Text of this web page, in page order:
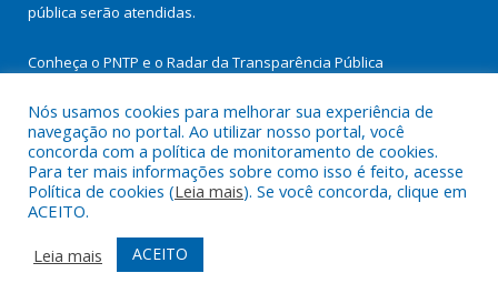
pública serão atendidas.
Conheça o PNTP e o Radar da Transparência Pública
Todos os direitos reservados a Prefeitura Municipal de
Cachoeira do Arari.
Mapa do Site
Acessar Área Administrativa
Acessar Webmail
Nós usamos cookies para melhorar sua experiência de
navegação no portal. Ao utilizar nosso portal, você
concorda com a política de monitoramento de cookies.
Para ter mais informações sobre como isso é feito, acesse
Política de cookies (Leia mais). Se você concorda, clique em
ACEITO.
Leia mais
ACEITO